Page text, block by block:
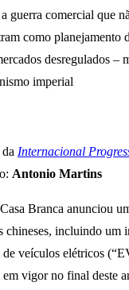
guerra comercial que
como planejamento
desregulados –
imperial
da Internacional
Antonio Martins
Branca anunciou
chineses, incluindo um
de veículos elétricos
em vigor no final deste